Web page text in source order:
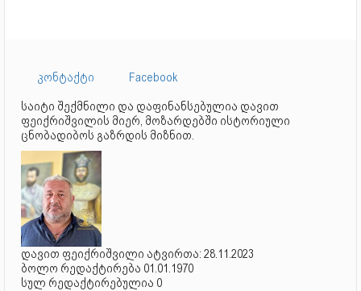
კონტაქტი
Facebook
საიტი შექმნილი და დაფინანსებულია დავით
ფეიქრიშვილის მიერ, მოზარდებში ისტორიული
ცნობადიბოს გაზრდის მიზნით.
დავით ფეიქრიშვილი ატვირთა: 28.11.2023
ბოლო რედაქტირება 01.01.1970
სულ რედაქტირებულია 0